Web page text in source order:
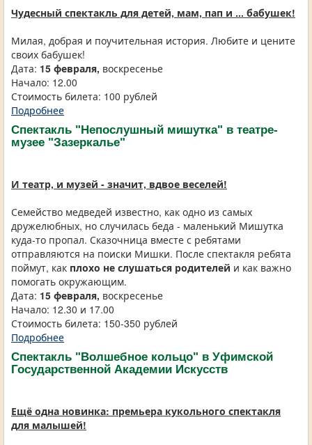
Чудесный спектакль для детей, мам, пап и ... бабушек!
Милая, добрая и поучительная история. Любите и цените
своих бабушек!
Дата: 15 февраля, воскресенье
Начало: 12.00
Стоимость билета: 100 рублей
Подробнее
Спектакль "Непослушный мишутка" в театре-
музее "Зазеркалье"
И театр, и музей - значит, вдвое веселей!
Семейство медведей известно, как одно из самых
дружелюбных, но случилась беда - маленький Мишутка
куда-то пропал. Сказочница вместе с ребятами
отправляются на поиски Мишки. После спектакля ребята
поймут, как плохо не слушаться родителей и как важно
помогать окружающим.
Дата: 15 февраля, воскресенье
Начало: 12.30 и 17.00
Стоимость билета: 150-350 рублей
Подробнее
Спектакль "Волшебное кольцо" в Уфимской
Государственной Академии Искусств
Ещё одна новинка: премьера кукольного спектакля
для малышей!